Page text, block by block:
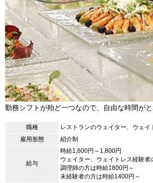
勤務シフトが殆ど一つなので、自由な時間がと
職種
レストランのウェイター、ウェイ
雇用形態
紹介制
給与
時給1,600円～1,800円
ウェイター、ウェイトレス経験者
調理師の方は時給1800円～
未経験者の方は時給1400円～